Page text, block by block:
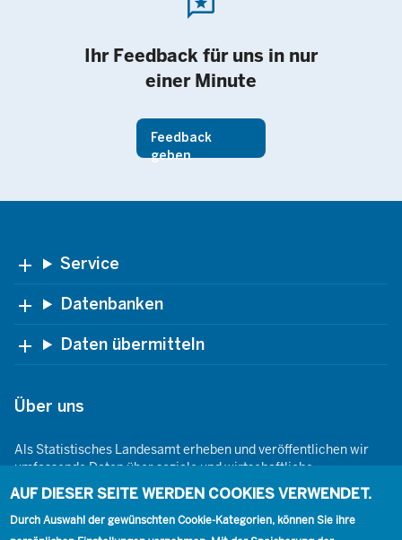
Ihr Feedback für uns in nur
einer Minute
Feedback
geben
Footer Service
Datenbanken
Daten übermitteln
Über uns
Als Statistisches Landesamt erheben und veröffentlichen wir
umfassende Daten über soziale und wirtschaftliche
Gegebenheiten. Dabei sind wir den Grundsätzen der Neutralität,
Objektivität, wissenschaftlichen Unabhängigkeit und der
statistischen Geheimhaltung verpflichtet.
AUF DIESER SEITE WERDEN COOKIES VERWENDET.
Durch Auswahl der gewünschten Cookie-Kategorien, können Sie ihre